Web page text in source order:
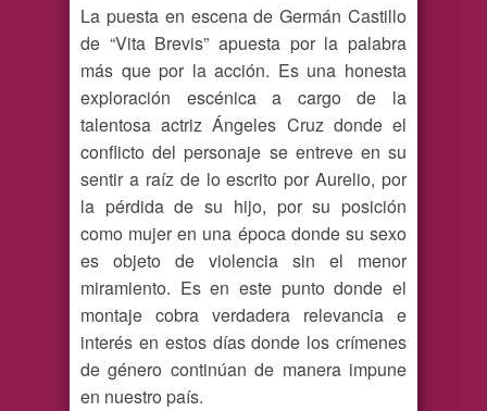
La puesta en escena de Germán Castillo
de “Vita Brevis” apuesta por la palabra
más que por la acción. Es una honesta
exploración escénica a cargo de la
talentosa actriz Ángeles Cruz donde el
conflicto del personaje se entreve en su
sentir a raíz de lo escrito por Aurelio, por
la pérdida de su hijo, por su posición
como mujer en una época donde su sexo
es objeto de violencia sin el menor
miramiento. Es en este punto donde el
montaje cobra verdadera relevancia e
interés en estos días donde los crímenes
de género continúan de manera impune
en nuestro país.